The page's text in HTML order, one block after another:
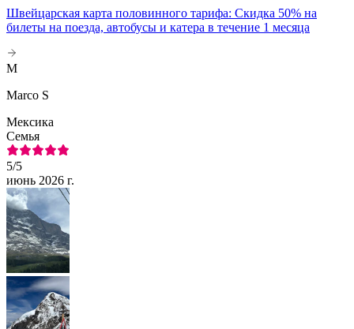
Швейцарская карта половинного тарифа: Скидка 50% на
билеты на поезда, автобусы и катера в течение 1 месяца
M
Marco S
Мексика
Семья
5/5
июнь 2026 г.